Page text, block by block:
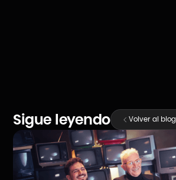
Sigue leyendo Volver al blog